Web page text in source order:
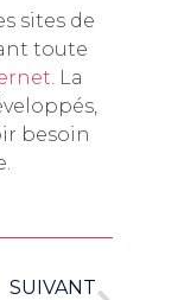
sites de
toute
. La
besoin
SUIVANT